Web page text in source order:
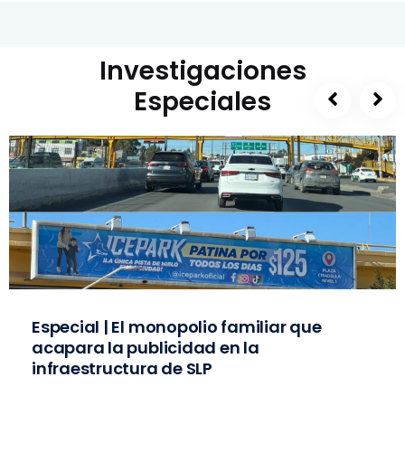
Investigaciones
Especiales
Especial | El monopolio familiar que
acapara la publicidad en la
infraestructura de SLP